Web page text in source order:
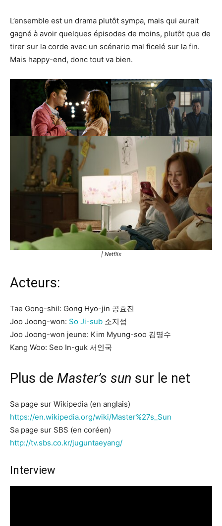
L’ensemble est un drama plutôt sympa, mais qui aurait
gagné à avoir quelques épisodes de moins, plutôt que de
tirer sur la corde avec un scénario mal ficelé sur la fin.
Mais happy-end, donc tout va bien.
| Netflix
Acteurs:
Tae Gong-shil: Gong Hyo-jin 공효진
Joo Joong-won: So Ji-sub 소지섭
Joo Joong-won jeune: Kim Myung-soo 김명수
Kang Woo: Seo In-guk 서인국
Plus de Master’s sun sur le net
Sa page sur Wikipedia (en anglais)
https://en.wikipedia.org/wiki/Master%27s_Sun
Sa page sur SBS (en coréen)
http://tv.sbs.co.kr/juguntaeyang/
Interview